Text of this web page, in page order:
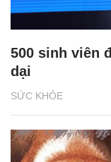
SỨC KHỎE
500 sinh viên
dại